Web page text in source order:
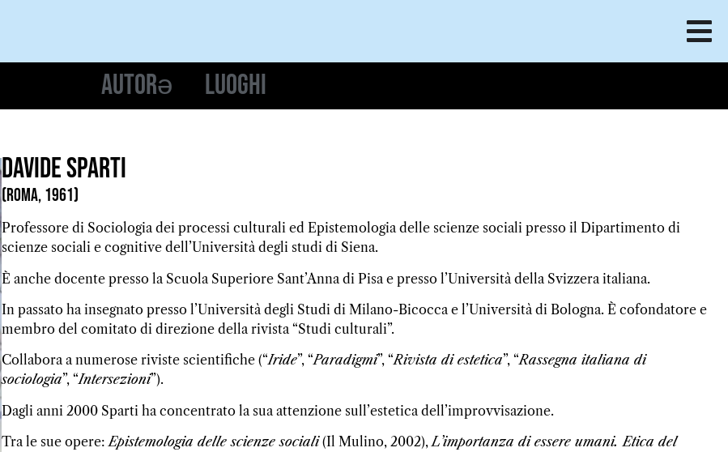
Autorə Luoghi
Davide Sparti
(Roma, 1961)
Professore di Sociologia dei processi culturali ed Epistemologia delle scienze sociali presso il Dipartimento di
scienze sociali e cognitive dell’Università degli studi di Siena.
È anche docente presso la Scuola Superiore Sant’Anna di Pisa e presso l’Università della Svizzera italiana.
In passato ha insegnato presso l’Università degli Studi di Milano-Bicocca e l’Università di Bologna. È cofondatore e
membro del comitato di direzione della rivista “Studi culturali”.
Collabora a numerose riviste scientifiche (“Iride”, “Paradigmi”, “Rivista di estetica”, “Rassegna italiana di
sociologia”, “Intersezioni”).
Dagli anni 2000 Sparti ha concentrato la sua attenzione sull’estetica dell’improvvisazione.
Tra le sue opere:Epistemologia delle scienze sociali(Il Mulino, 2002),L’importanza di essere umani. Etica del